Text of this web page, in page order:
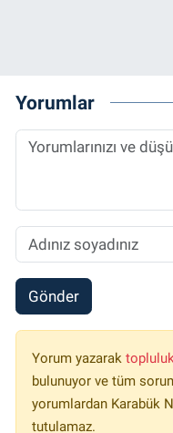
Yorumlar
Gönder
Yorum yazarak topluluk
bulunuyor ve tüm
yorumlardan Karabük
tutulamaz.